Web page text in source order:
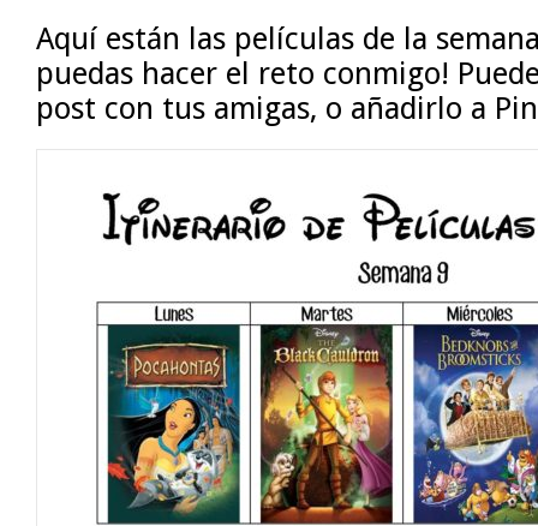
Aquí están las películas de la
puedas hacer el reto conmigo!
post con tus amigas, o añadirlo a